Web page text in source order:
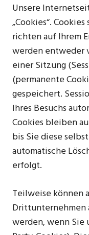
Unsere
„Cookies“.
richten auf Ihrem
werden entweder
einer Sitzung
(permanente
gespeichert.
Ihres Besuchs
Cookies bleiben
bis Sie diese
automatische
erfolgt.
Teilweise können
Drittunternehmen
werden, wenn